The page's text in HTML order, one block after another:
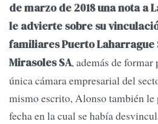
de marzo de 2018 una nota a
le advierte sobre su
familiares Puerto Laharrague
Mirasoles SA, además de
única cámara empresarial del
mismo escrito, Alonso también le
fecha en la cual se había